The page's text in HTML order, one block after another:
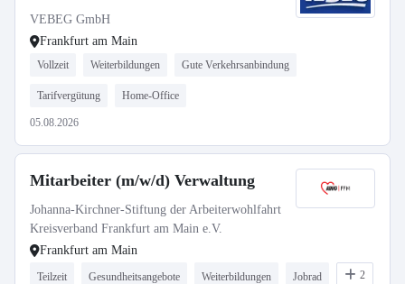
VEBEG GmbH
Frankfurt am Main
Vollzeit Weiterbildungen Gute Verkehrsanbindung
Tarifvergütung Home-Office
05.08.2026
Mitarbeiter (m/w/d) Verwaltung
Johanna-Kirchner-Stiftung der Arbeiterwohlfahrt
Kreisverband Frankfurt am Main e.V.
Frankfurt am Main
Teilzeit Gesundheitsangebote Weiterbildungen Jobrad 2